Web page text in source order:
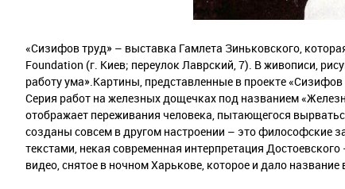
«Сизифов труд» – выставка Гамлета Зиньковского,
Foundation (г. Киев; переулок Лаврский, 7). В живописи,
работу ума».Картины, представленные в проекте
Серия работ на железных дощечках под названием
отображает переживания человека, пытающегося
созданы совсем в другом настроении – это философские
текстами, некая современная интерпретация
видео, снятое в ночном Харькове, которое и дало название